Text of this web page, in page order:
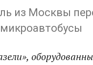
из Москвы